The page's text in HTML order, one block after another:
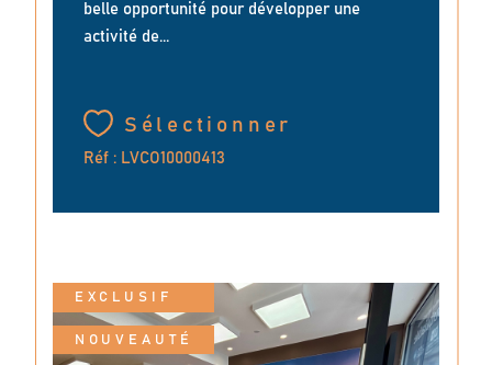
belle opportunité pour développer une
activité de...
Sélectionner
Réf : LVCO10000413
EXCLUSIF
NOUVEAUTÉ